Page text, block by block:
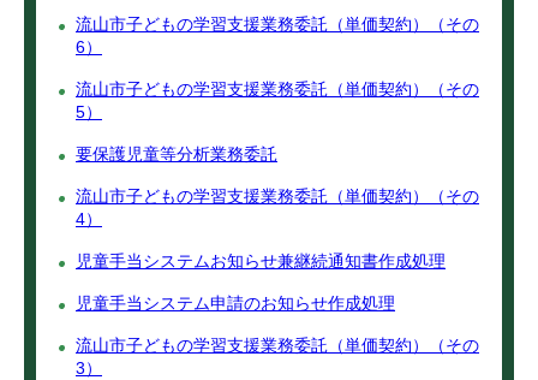
流山市子どもの学習支援業務委託（単価契約）（その
6）
流山市子どもの学習支援業務委託（単価契約）（その
5）
要保護児童等分析業務委託
流山市子どもの学習支援業務委託（単価契約）（その
4）
児童手当システムお知らせ兼継続通知書作成処理
児童手当システム申請のお知らせ作成処理
流山市子どもの学習支援業務委託（単価契約）（その
3）